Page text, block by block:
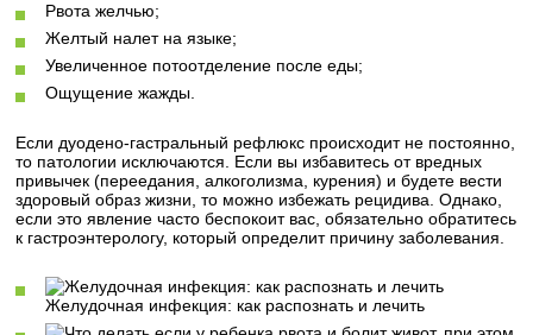
Рвота желчью;
Желтый налет на языке;
Увеличенное потоотделение после еды;
Ощущение жажды.
Если дуодено-гастральный рефлюкс происходит не постоянно,
то патологии исключаются. Если вы избавитесь от вредных
привычек (переедания, алкоголизма, курения) и будете вести
здоровый образ жизни, то можно избежать рецидива. Однако,
если это явление часто беспокоит вас, обязательно обратитесь
к гастроэнтерологу, который определит причину заболевания.
Желудочная инфекция: как распознать и лечить